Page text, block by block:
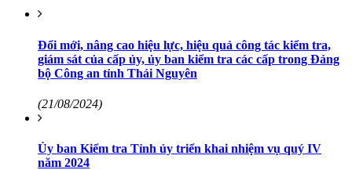
Đổi mới, nâng cao hiệu lực, hiệu quả công tác kiểm tra,
giám sát của cấp ủy, ủy ban kiểm tra các cấp trong Đảng
bộ Công an tỉnh Thái Nguyên
(21/08/2024)
Ủy ban Kiểm tra Tỉnh ủy triển khai nhiệm vụ quý IV
năm 2024